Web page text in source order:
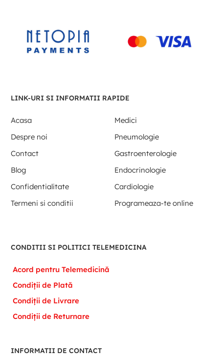
LINK-URI SI INFORMATII RAPIDE
Acasa
Medici
Despre noi
Pneumologie
Contact
Gastroenterologie
Blog
Endocrinologie
Confidentialitate
Cardiologie
Termeni si conditii
Programeaza-te online
CONDITII SI POLITICI TELEMEDICINA
Acord pentru Telemedicină
Condiții de Plată
Condiții de Livrare
Condiții de Returnare
INFORMATII DE CONTACT